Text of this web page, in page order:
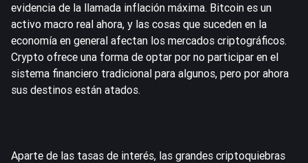
evidencia de la llamada inflación máxima. Bitcoin es un
activo macro real ahora, y las cosas que suceden en la
economía en general afectan los mercados criptográficos.
Crypto ofrece una forma de optar por no participar en el
sistema financiero tradicional para algunos, pero por ahora
sus destinos están atados.
Aparte de las tasas de interés, las grandes criptoquiebras